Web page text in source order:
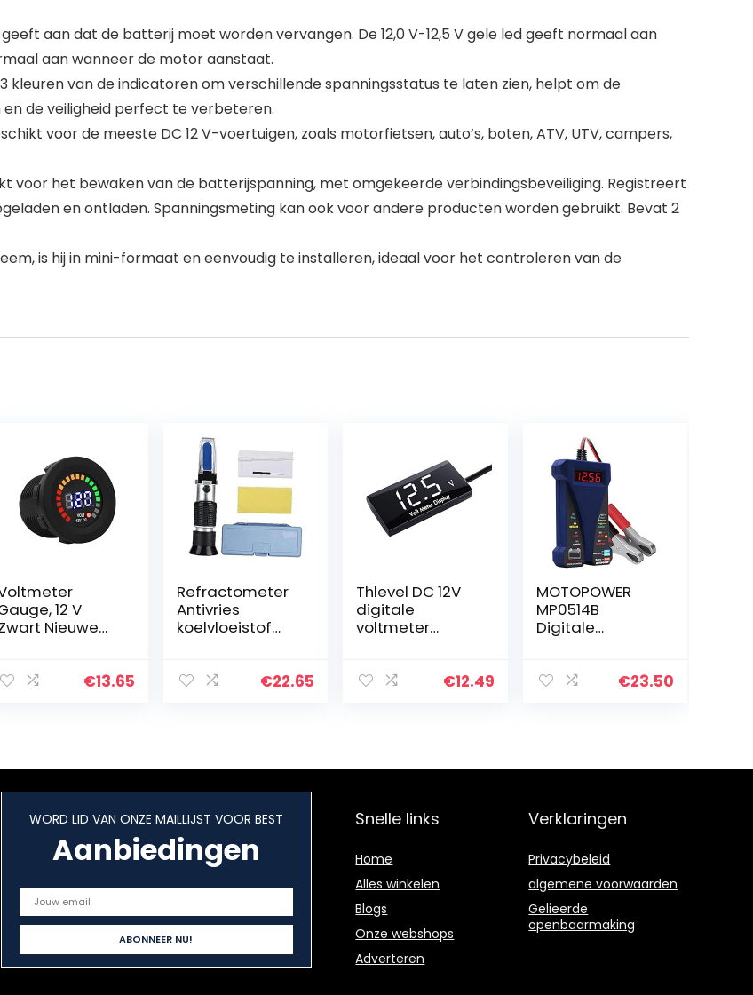
geeft aan dat de batterij moet worden vervangen. De 12,0 V-12,5 V gele led geeft normaal aan
aan wanneer de motor aanstaat.
van de indicatoren om verschillende spanningsstatus te laten zien, helpt om de
de veiligheid perfect te verbeteren.
voor de meeste DC 12 V-voertuigen, zoals motorfietsen, auto’s, boten, ATV, UTV, campers,
voor het bewaken van de batterijspanning, met omgekeerde verbindingsbeveiliging. Registreert
en ontladen. Spanningsmeting kan ook voor andere producten worden gebruikt. Bevat 2
is hij in mini-formaat en eenvoudig te installeren, ideaal voor het controleren van de
12 V
Nieuwe
Voltmeter
€13.65
Refractometer
Antivries
koelvloeistof
Battery Acid
€22.65
Thlevel DC 12V
digitale
voltmeter
motorfiets
€12.49
MOTOPOWER
MP0514B
Digitale
laadsysteem,
€23.50
WORD LID VAN ONZE MAILLIJST VOOR BEST
Aanbiedingen
Snelle links
Home
Alles winkelen
Blogs
Onze webshops
Adverteren
Verklaringen
Privacybeleid
algemene voorwaarden
Gelieerde
openbaarmaking